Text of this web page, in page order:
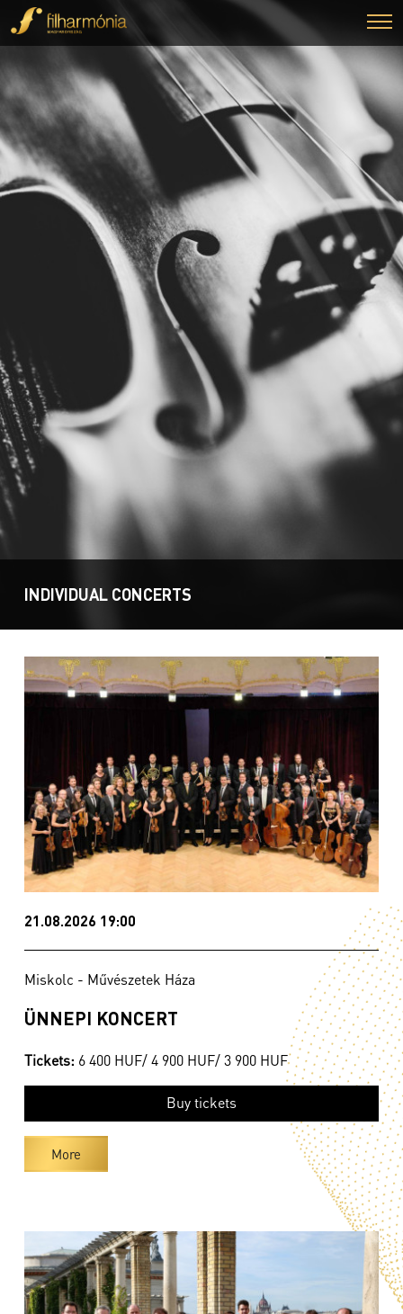
INDIVIDUAL CONCERTS
21.08.2026 19:00
Miskolc - Művészetek Háza
ÜNNEPI KONCERT
Tickets: 6 400 HUF/ 4 900 HUF/ 3 900 HUF
Buy tickets
More